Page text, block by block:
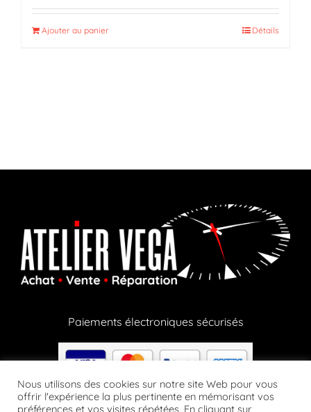
Ajouter au panier Détails
Paiements électroniques sécurisés
Nous utilisons des cookies sur notre site Web pour vous
offrir l'expérience la plus pertinente en mémorisant vos
préférences et vos visites répétées. En cliquant sur